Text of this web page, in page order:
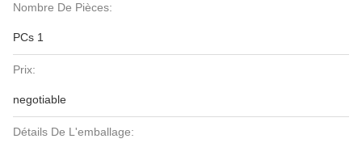
Nombre De Pièces:
PCs 1
Prix:
negotiable
Détails De L'emballage: